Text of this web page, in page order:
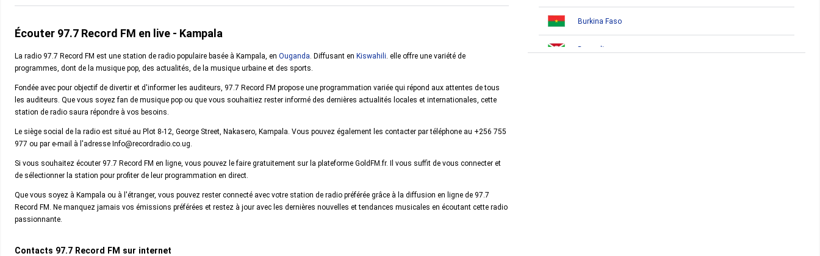
Écouter 97.7 Record FM en live - Kampala
La radio 97.7 Record FM est une station de radio populaire basée à Kampala, en Ouganda. Diffusant en Kiswahili. elle offre une variété de
programmes, dont de la musique pop, des actualités, de la musique urbaine et des sports.
Fondée avec pour objectif de divertir et d'informer les auditeurs, 97.7 Record FM propose une programmation variée qui répond aux attentes de tous
les auditeurs. Que vous soyez fan de musique pop ou que vous souhaitiez rester informé des dernières actualités locales et internationales, cette
station de radio saura répondre à vos besoins.
Le siège social de la radio est situé au Plot 8-12, George Street, Nakasero, Kampala. Vous pouvez également les contacter par téléphone au +256 755
977 ou par e-mail à l'adresse Info@recordradio.co.ug.
Si vous souhaitez écouter 97.7 Record FM en ligne, vous pouvez le faire gratuitement sur la plateforme GoldFM.fr. Il vous suffit de vous connecter et
de sélectionner la station pour profiter de leur programmation en direct.
Que vous soyez à Kampala ou à l'étranger, vous pouvez rester connecté avec votre station de radio préférée grâce à la diffusion en ligne de 97.7
Record FM. Ne manquez jamais vos émissions préférées et restez à jour avec les dernières nouvelles et tendances musicales en écoutant cette radio
passionnante.
Contacts 97.7 Record FM sur internet
Burkina Faso
Burundi